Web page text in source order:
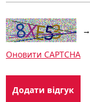
→
Оновити CAPTCHA